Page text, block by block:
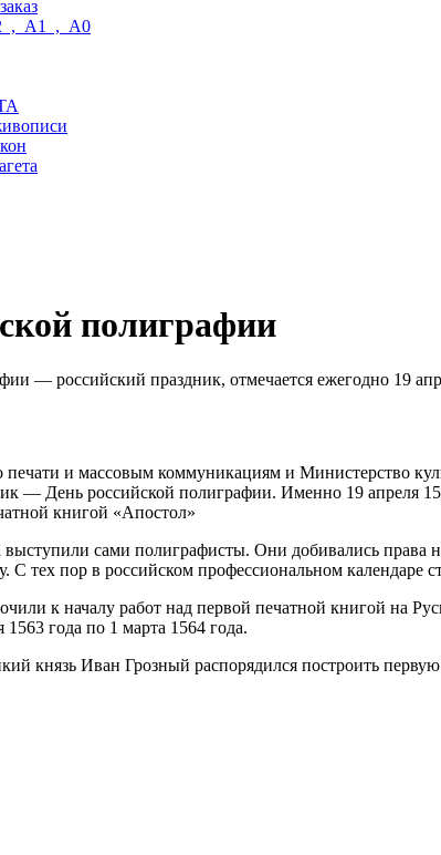
, A1 , A0
полиграфии
— российский праздник, отмечается ежегодно 19
печати и массовым коммуникациям и Министерство
— День российской полиграфии. Именно 19 апреля
книгой «Апостол»
сами полиграфисты. Они добивались права
С тех пор в российском профессиональном календаре
к началу работ над первой печатной книгой на
1563 года по 1 марта 1564 года.
князь Иван Грозный распорядился построить